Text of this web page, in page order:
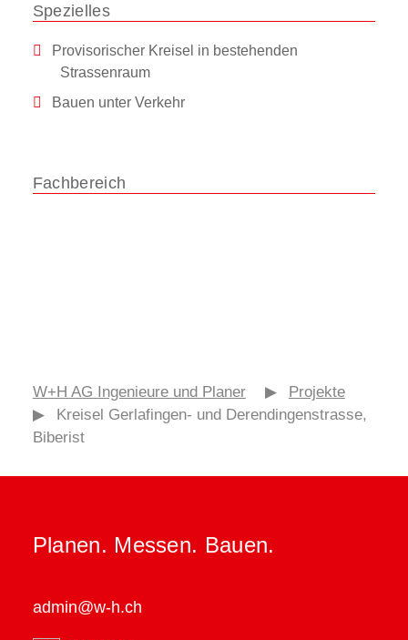
Spezielles
Provisorischer Kreisel in bestehenden
Strassenraum
Bauen unter Verkehr
Fachbereich
W+H AG Ingenieure und Planer ▶
Projekte
▶
Kreisel Gerlafingen- und Derendingenstrasse,
Biberist
Planen. Messen. Bauen.
admin@w-h.ch